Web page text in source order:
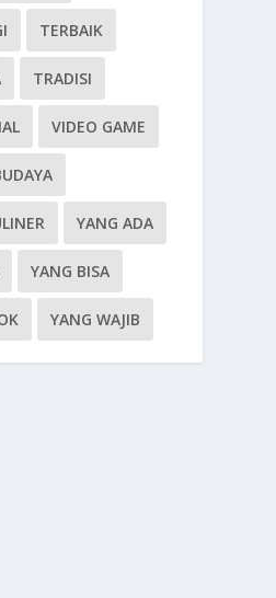
TERBAIK
TRADISI
VIDEO GAME
YANG ADA
YANG BISA
YANG WAJIB